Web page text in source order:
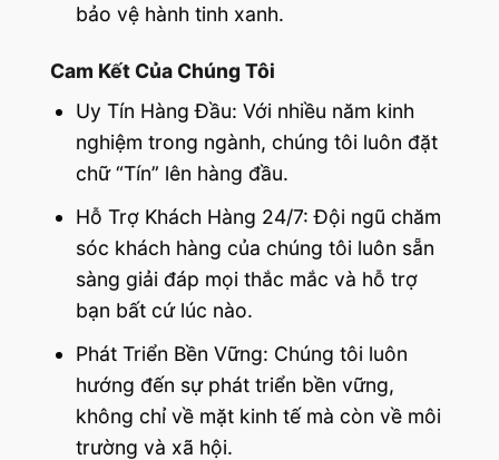
bảo vệ hành tinh xanh.
Cam Kết Của Chúng Tôi
Uy Tín Hàng Đầu: Với nhiều năm kinh
nghiệm trong ngành, chúng tôi luôn đặt
chữ “Tín” lên hàng đầu.
Hỗ Trợ Khách Hàng 24/7: Đội ngũ chăm
sóc khách hàng của chúng tôi luôn sẵn
sàng giải đáp mọi thắc mắc và hỗ trợ
bạn bất cứ lúc nào.
Phát Triển Bền Vững: Chúng tôi luôn
hướng đến sự phát triển bền vững,
không chỉ về mặt kinh tế mà còn về môi
trường và xã hội.